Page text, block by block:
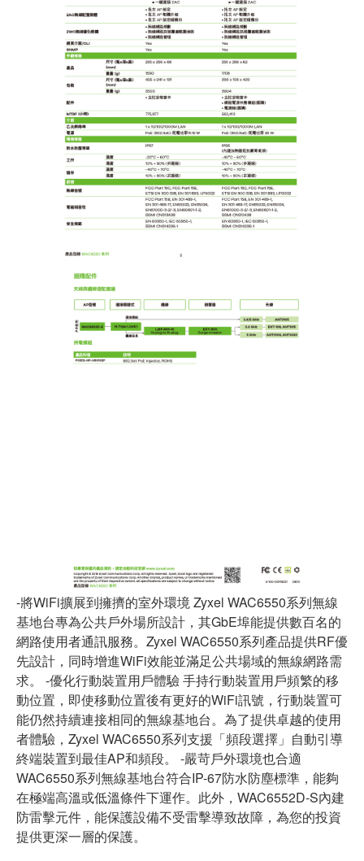
-將WiFi擴展到擁擠的室外環境 Zyxel WAC6550系列無線
基地台專為公共戶外場所設計，其GbE埠能提供數百名的
網路使用者通訊服務。Zyxel WAC6550系列產品提供RF優
先設計，同時增進WiFi效能並滿足公共場域的無線網路需
求。 -優化行動裝置用戶體驗 手持行動裝置用戶頻繁的移
動位置，即使移動位置後有更好的WiFi訊號，行動裝置可
能仍然持續連接相同的無線基地台。為了提供卓越的使用
者體驗，Zyxel WAC6550系列支援「頻段選擇」自動引導
終端裝置到最佳AP和頻段。 -嚴苛戶外環境也合適
WAC6550系列無線基地台符合IP-67防水防塵標準，能夠
在極端高溫或低溫條件下運作。此外，WAC6552D-S內建
防雷擊元件，能保護設備不受雷擊導致故障，為您的投資
提供更深一層的保護。